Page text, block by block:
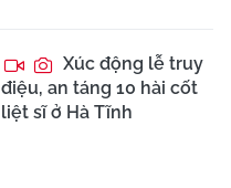
Xúc động lễ truy
điệu, an táng 10 hài cốt
liệt sĩ ở Hà Tĩnh